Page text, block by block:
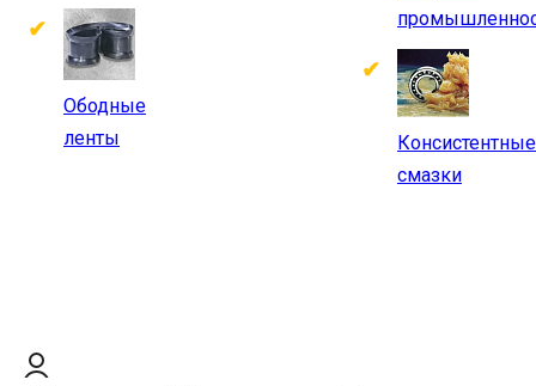
Ободные
ленты
Консистентные
смазки